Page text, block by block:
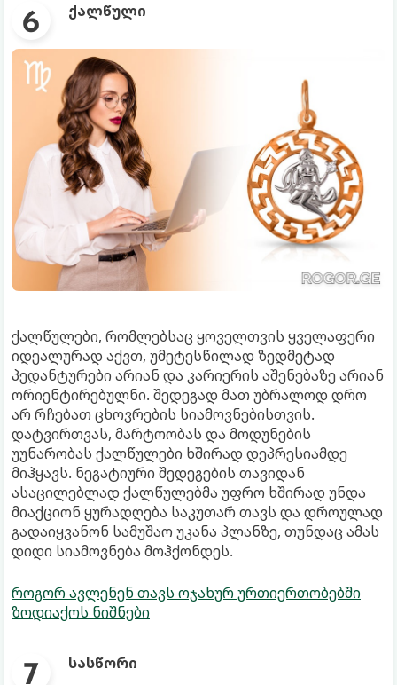
ქალწული
ქალწულები, რომლებსაც ყოველთვის ყველაფერი
იდეალურად აქვთ, უმეტესწილად ზედმეტად
პედანტურები არიან და კარიერის აშენებაზე არიან
ორიენტირებულნი. შედეგად მათ უბრალოდ დრო
არ რჩებათ ცხოვრების სიამოვნებისთვის.
დატვირთვას, მარტოობას და მოდუნების
უუნარობას ქალწულები ხშირად დეპრესიამდე
მიჰყავს. ნეგატიური შედეგების თავიდან
ასაცილებლად ქალწულებმა უფრო ხშირად უნდა
მიაქციონ ყურადღება საკუთარ თავს და დროულად
გადაიყვანონ სამუშაო უკანა პლანზე, თუნდაც ამას
დიდი სიამოვნება მოჰქონდეს.
როგორ ავლენენ თავს ოჯახურ ურთიერთობებში
ზოდიაქოს ნიშნები
სასწორი